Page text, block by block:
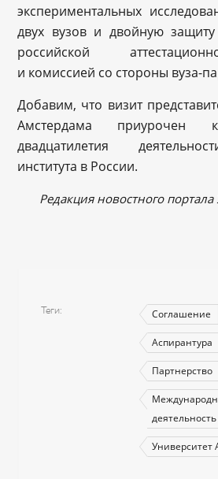
экспериментальных
двух вузов и двойную защиту
российской
и комиссией со стороны вуза-
Добавим, что визит
Амстердама приурочен
двадцатилетия
института в России.
Редакция новостного
Теги Соглашение
Аспирантура
Партнерство
деятельность
Университет